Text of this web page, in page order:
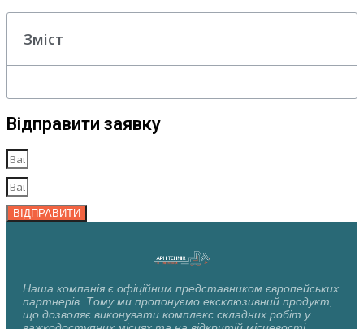
Зміст
Відправити заявку
ВІДПРАВИТИ
Наша компанія є офіційним представником європейських
партнерів. Тому ми пропонуємо ексклюзивний продукт,
що дозволяє виконувати комплекс складних робіт у